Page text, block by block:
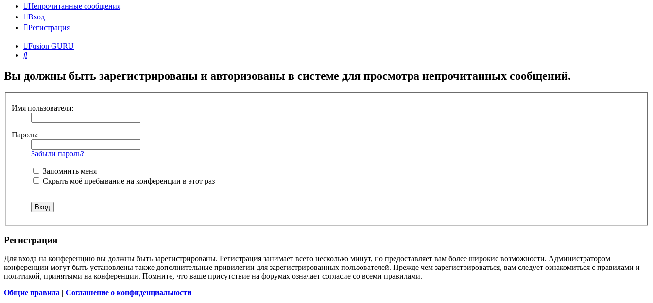
Непрочитанные сообщения
Вход
Регистрация
Fusion GURU
Поиск
Вы должны быть зарегистрированы и авторизованы в системе для просмотра непрочитанных сообщений.
Имя пользователя:
Пароль:
Забыли пароль?
Запомнить меня
Скрыть моё пребывание на конференции в этот раз
Регистрация
Для входа на конференцию вы должны быть зарегистрированы. Регистрация занимает всего несколько минут, но предоставляет вам более широкие возможности. Администратором
конференции могут быть установлены также дополнительные привилегии для зарегистрированных пользователей. Прежде чем зарегистрироваться, вам следует ознакомиться с правилами и
политикой, принятыми на конференции. Помните, что ваше присутствие на форумах означает согласие со всеми правилами.
Общие правила | Соглашение о конфиденциальности